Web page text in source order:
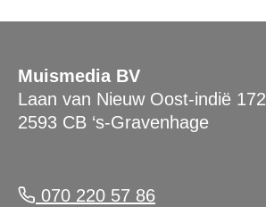
Muismedia BV
Laan van Nieuw Oost-indië 172
2593 CB ‘s-Gravenhage
070 220 57 86